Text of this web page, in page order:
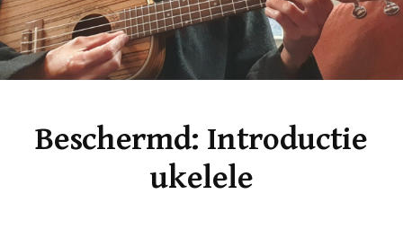
Beschermd: Introductie
ukelele